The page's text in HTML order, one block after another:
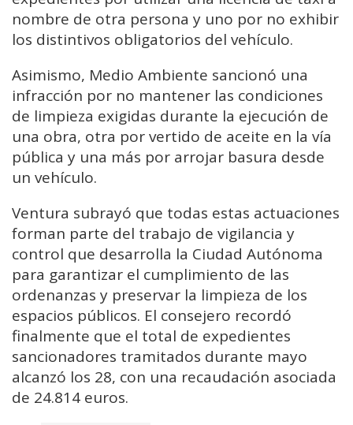
nombre de otra persona y uno por no exhibir
los distintivos obligatorios del vehículo.
Asimismo, Medio Ambiente sancionó una
infracción por no mantener las condiciones
de limpieza exigidas durante la ejecución de
una obra, otra por vertido de aceite en la vía
pública y una más por arrojar basura desde
un vehículo.
Ventura subrayó que todas estas actuaciones
forman parte del trabajo de vigilancia y
control que desarrolla la Ciudad Autónoma
para garantizar el cumplimiento de las
ordenanzas y preservar la limpieza de los
espacios públicos. El consejero recordó
finalmente que el total de expedientes
sancionadores tramitados durante mayo
alcanzó los 28, con una recaudación asociada
de 24.814 euros.